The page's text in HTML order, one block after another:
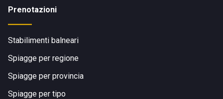
Prenotazioni
Stabilimenti balneari
Spiagge per regione
Spiagge per provincia
Spiagge per tipo